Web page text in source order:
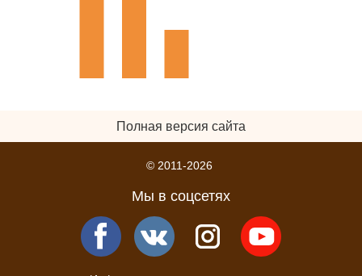
Полная версия сайта
© 2011-2026
Мы в соцсетях